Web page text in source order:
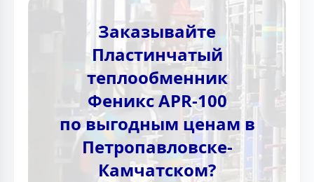
Заказывайте
Пластинчатый
теплообменник
Феникс APR-100
по выгодным ценам в
Петропавловске-
Камчатском?